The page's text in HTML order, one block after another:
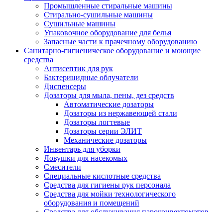
Промышленные стиральные машины
Стирально-сушильные машины
Сушильные машины
Упаковочное оборудование для белья
Запасные части к прачечному оборудованию
Санитарно-гигиеническое оборудование и моющие
средства
Антисептик для рук
Бактерицидные облучатели
Диспенсеры
Дозаторы для мыла, пены, дез средств
Автоматические дозаторы
Дозаторы из нержавеющей стали
Дозаторы логтевые
Дозаторы серии ЭЛИТ
Механические дозаторы
Инвентарь для уборки
Ловушки для насекомых
Смесители
Специальные кислотные средства
Средства для гигиены рук персонала
Средства для мойки технологического
оборудования и помещений